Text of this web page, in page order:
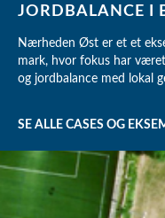
JORDBALANCE I
Nærheden Øst er et et
mark, hvor fokus har
og jordbalance med lokal
SE ALLE CASES OG